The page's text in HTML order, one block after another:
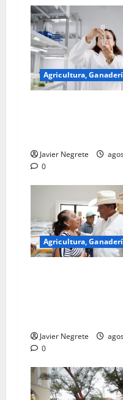
Agricultura,
Javier Negrete
0
Agricultura,
Javier Negrete
0